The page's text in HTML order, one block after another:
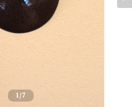
1/7